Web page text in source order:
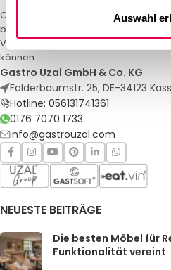
Auswahl
Gastro Uzal – Ihr Spezialist für
bieten maßgeschneiderte Lösungen
Veranstaltungen. Qualität und
können.
Gastro Uzal GmbH & Co. KG
Falderbaumstr. 25, DE-34123
Hotline: 056131741361
0176 7070 1733
info@gastrouzal.com
NEUESTE BEITRÄGE
Die besten Möbel für
Funktionalität vereint